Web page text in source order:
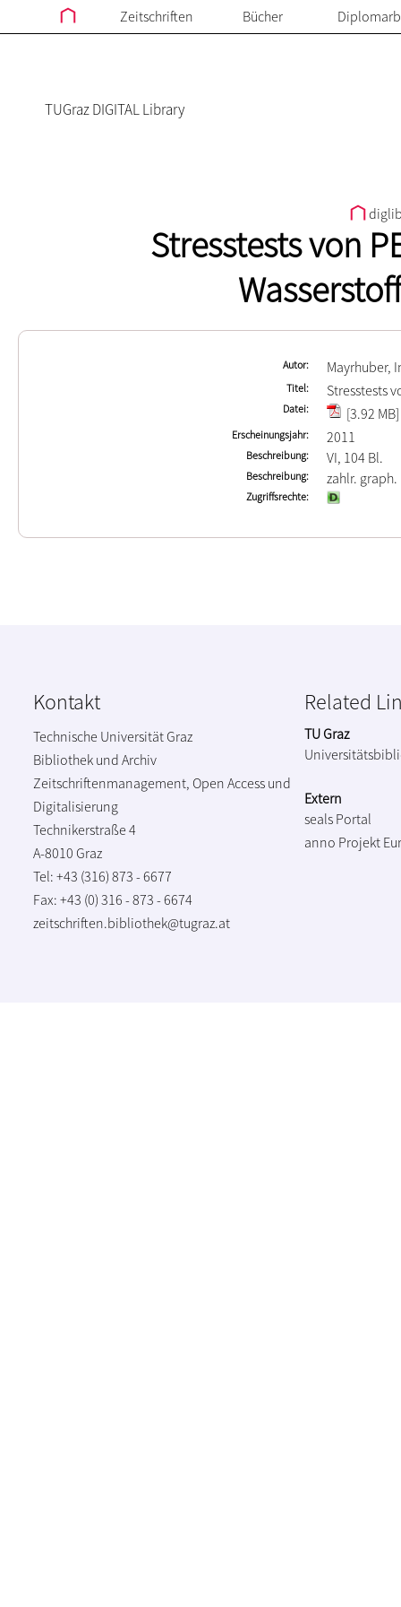
Zeitschriften Bücher
TUGraz DIGITAL Library
Stresstests von
Autor Mayrhuber,
Titel Stresstests
Datei [3.92 MB]
Erscheinungsjahr 2011
Beschreibung VI, 104 Bl.
Beschreibung zahlr. graph.
Zugriffsrechte
Kontakt
Technische Universität Graz
Bibliothek und Archiv
Zeitschriftenmanagement, Open Access und
Digitalisierung
Technikerstraße 4
A-8010 Graz
Tel: +43 (316) 873 - 6677
Fax: +43 (0) 316 - 873 - 6674
zeitschriften.bibliothek@tugraz.at
Related
TU Graz
Extern
seals Portal
anno Projekt